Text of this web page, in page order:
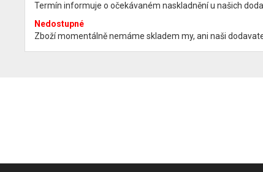
Termín informuje o očekávaném naskladnění u našich
Nedostupné
Zboží momentálně nemáme skladem my, ani naši